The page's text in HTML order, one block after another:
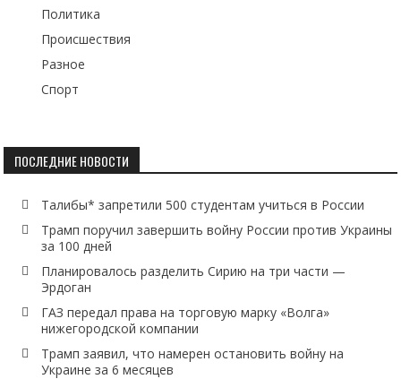
Политика
Происшествия
Разное
Спорт
ПОСЛЕДНИЕ НОВОСТИ
Талибы* запретили 500 студентам учиться в России
Трамп поручил завершить войну России против Украины
за 100 дней
Планировалось разделить Сирию на три части —
Эрдоган
ГАЗ передал права на торговую марку «Волга»
нижегородской компании
Трамп заявил, что намерен остановить войну на
Украине за 6 месяцев